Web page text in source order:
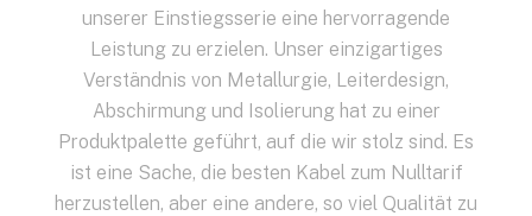
unserer Einstiegsserie eine hervorragende
Leistung zu erzielen. Unser einzigartiges
Verständnis von Metallurgie, Leiterdesign,
Abschirmung und Isolierung hat zu einer
Produktpalette geführt, auf die wir stolz sind. Es
ist eine Sache, die besten Kabel zum Nulltarif
herzustellen, aber eine andere, so viel Qualität zu